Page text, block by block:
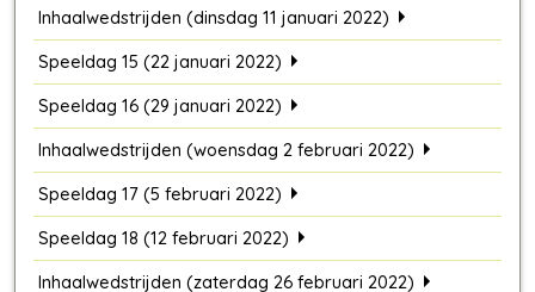
Inhaalwedstrijden (dinsdag 11 januari 2022)
Speeldag 15 (22 januari 2022)
Speeldag 16 (29 januari 2022)
Inhaalwedstrijden (woensdag 2 februari 2022)
Speeldag 17 (5 februari 2022)
Speeldag 18 (12 februari 2022)
Inhaalwedstrijden (zaterdag 26 februari 2022)